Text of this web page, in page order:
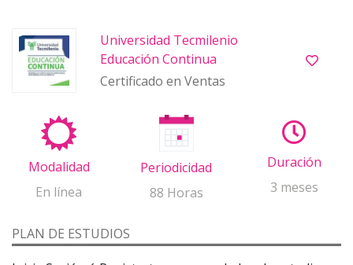
Universidad Tecmilenio
Educación Continua
Certificado en Ventas
Modalidad
En línea
Periodicidad
88 Horas
Duración
3 meses
PLAN DE ESTUDIOS